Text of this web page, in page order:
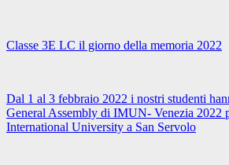
Classe 3E LC il giorno della memoria 2022
Dal 1 al 3 febbraio 2022 i nostri studenti
General Assembly di IMUN- Venezia 2022
International University a San Servolo